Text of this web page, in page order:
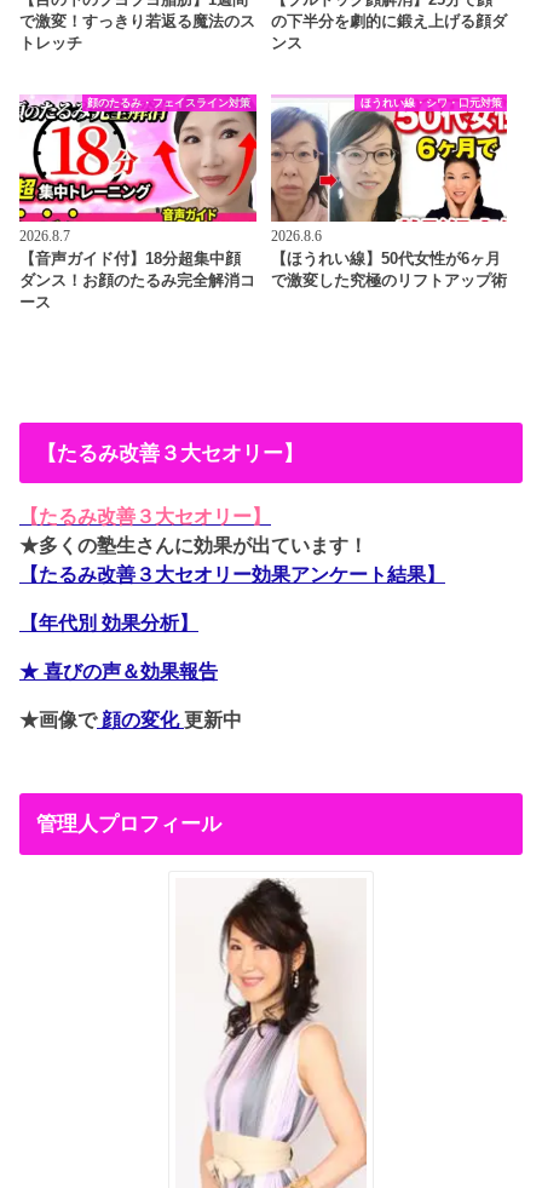
で激変！すっきり若返る魔法のス
トレッチ
の下半分を劇的に鍛え上げる顔ダ
ンス
顔のたるみ・フェイスライン対策
2026.8.7
【音声ガイド付】18分超集中顔
ダンス！お顔のたるみ完全解消コ
ース
ほうれい線・シワ・口元対策
2026.8.6
【ほうれい線】50代女性が6ヶ月
で激変した究極のリフトアップ術
【たるみ改善３大セオリー】
【たるみ改善３大セオリー】
★多くの塾生さんに効果が出ています！
【たるみ改善３大セオリー効果アンケート結果】
【年代別 効果分析】
★ 喜びの声＆効果報告
★画像で顔の変化 更新中
管理人プロフィール